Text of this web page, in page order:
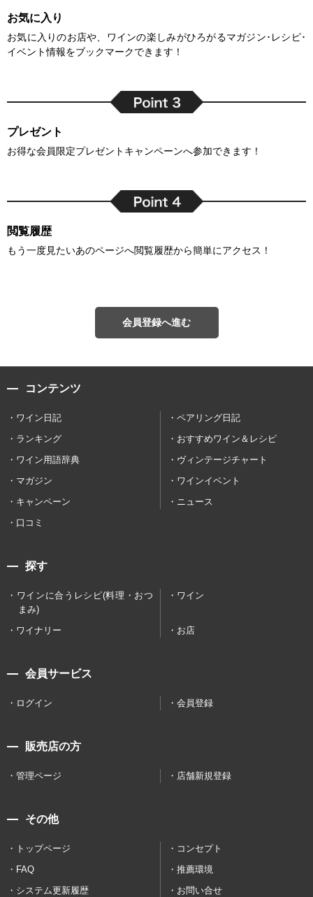
お気に入り
お気に入りのお店や、ワインの楽しみがひろがるマガジン･レシピ･
イベント情報をブックマークできます！
プレゼント
お得な会員限定プレゼントキャンペーンへ参加できます！
閲覧履歴
もう一度見たいあのページへ閲覧履歴から簡単にアクセス！
会員登録へ進む
コンテンツ
ワイン日記
ペアリング日記
ランキング
おすすめワイン＆レシピ
ワイン用語辞典
ヴィンテージチャート
マガジン
ワインイベント
キャンペーン
ニュース
口コミ
探す
ワインに合うレシピ(料理・おつ
まみ)
ワイン
ワイナリー お店
会員サービス
ログイン 会員登録
販売店の方
管理ページ 店舗新規登録
その他
トップページ
コンセプト
FAQ
推薦環境
システム更新履歴
お問い合せ